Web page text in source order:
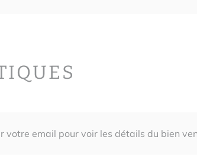
votre email pour voir les détails du bien